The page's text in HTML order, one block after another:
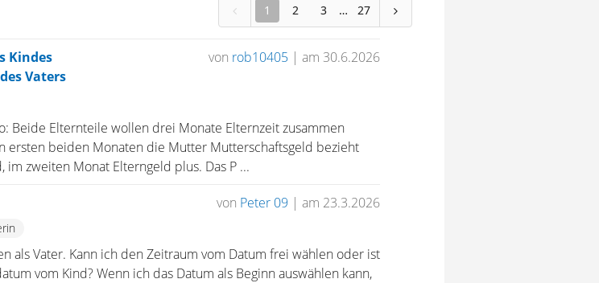
1 2 3 27
Kindes
Vaters
von rob10405 | am 30.6.2026
Beide Elternteile wollen drei Monate Elternzeit zusammen
ersten beiden Monaten die Mutter Mutterschaftsgeld bezieht
zweiten Monat Elterngeld plus. Das P ...
von Peter 09 | am 23.3.2026
als Vater. Kann ich den Zeitraum vom Datum frei wählen oder ist
vom Kind? Wenn ich das Datum als Beginn auswählen kann,